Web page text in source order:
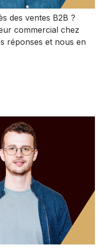
des ventes B2B ?
commercial chez
réponses et nous en